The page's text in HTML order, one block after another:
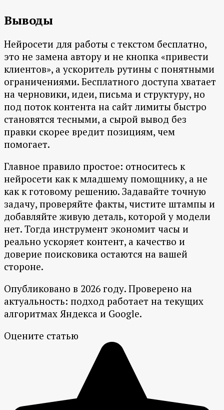
Выводы
Нейросети для работы с текстом бесплатно,
это не замена автору и не кнопка «привести
клиентов», а ускоритель рутины с понятными
ограничениями. Бесплатного доступа хватает
на черновики, идеи, письма и структуру, но
под поток контента на сайт лимиты быстро
становятся тесными, а сырой вывод без
правки скорее вредит позициям, чем
помогает.
Главное правило простое: относитесь к
нейросети как к младшему помощнику, а не
как к готовому решению. Задавайте точную
задачу, проверяйте факты, чистите штампы и
добавляйте живую деталь, которой у модели
нет. Тогда инструмент экономит часы и
реально ускоряет контент, а качество и
доверие поисковика остаются на вашей
стороне.
Опубликовано в 2026 году. Проверено на
актуальность: подход работает на текущих
алгоритмах Яндекса и Google.
Оцените статью